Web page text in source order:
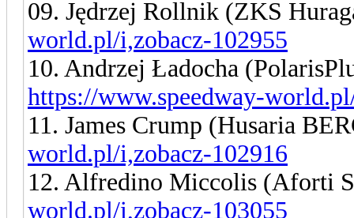
09. Jędrzej Rollnik (ZKS
world.pl/i,zobacz-102955
10. Andrzej Ładocha
https://www.speedway-
11. James Crump (Husaria
world.pl/i,zobacz-102916
12. Alfredino Miccolis (Aforti
world.pl/i,zobacz-103055